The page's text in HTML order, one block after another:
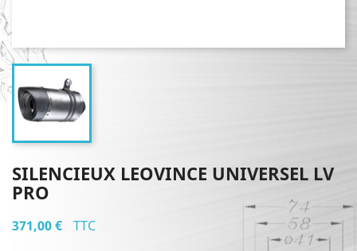
SILENCIEUX LEOVINCE UNIVERSEL LV
PRO
371,00 € TTC